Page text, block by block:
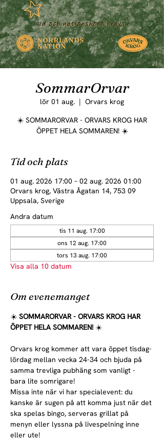
SommarOrvar
lör 01 aug.
  |
Orvars krog
☀️ SOMMARORVAR - ORVARS KROG HAR
ÖPPET HELA SOMMAREN! ☀️
Tid och plats
01 aug. 2026 17:00 – 02 aug. 2026 01:00
Orvars krog, Västra Ågatan 14, 753 09
Uppsala, Sverige
Andra datum
tis 11 aug. 17:00
ons 12 aug. 17:00
tors 13 aug. 17:00
Visa alla 10 datum
Om evenemanget
☀️ SOMMARORVAR - ORVARS KROG HAR
ÖPPET HELA SOMMAREN! ☀️
Orvars krog kommer att vara öppet tisdag-
lördag mellan vecka 24-34 och bjuda på
samma trevliga pubhäng som vanligt -
bara lite somrigare!
Missa inte när vi har specialevent: du
kanske är sugen på att komma just när det
ska spelas bingo, serveras grillat på
menyn eller lyssna på livespelning inne
eller ute!